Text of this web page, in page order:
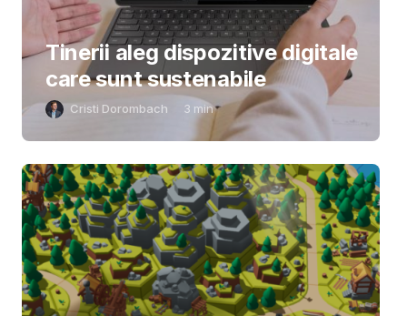
Tinerii aleg dispozitive digitale
care sunt sustenabile
Cristi Dorombach 3 min